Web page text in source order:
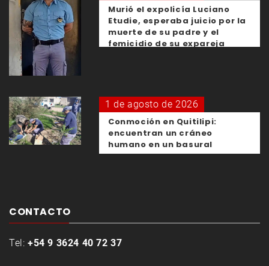
Murió el expolicía Luciano
Etudie, esperaba juicio por la
muerte de su padre y el
femicidio de su expareja
1 de agosto de 2026
Conmoción en Quitilipi:
encuentran un cráneo
humano en un basural
CONTACTO
Tel: +54 9 3624 40 72 37